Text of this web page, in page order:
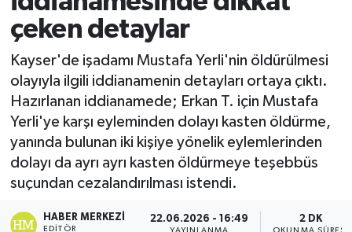
çeken detaylar
Kayser'de işadamı Mustafa Yerli'nin öldürülmesi
olayıyla ilgili iddianamenin detayları ortaya çıktı.
Hazırlanan iddianamede; Erkan T. için Mustafa
Yerli'ye karşı eyleminden dolayı kasten öldürme,
yanında bulunan iki kişiye yönelik eylemlerinden
dolayı da ayrı ayrı kasten öldürmeye teşebbüs
suçundan cezalandırılması istendi.
HABER MERKEZI
EDITÖR
22.06.2026 - 16:49 2 DK
Ekonomi
Sağlık
Tokat Haber